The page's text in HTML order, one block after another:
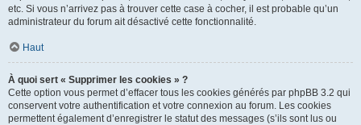
etc. Si vous n’arrivez pas à trouver cette case à cocher, il est probable qu’un
administrateur du forum ait désactivé cette fonctionnalité.
Haut
À quoi sert « Supprimer les cookies » ?
Cette option vous permet d’effacer tous les cookies générés par phpBB 3.2 qui
conservent votre authentification et votre connexion au forum. Les cookies
permettent également d’enregistrer le statut des messages (s’ils sont lus ou